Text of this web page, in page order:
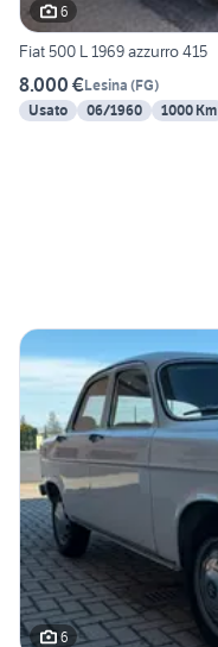
6
Fiat 500 L 1969 azzurro 415
8.000 €Lesina (FG)
Usato
06/1960 1000 Km
6